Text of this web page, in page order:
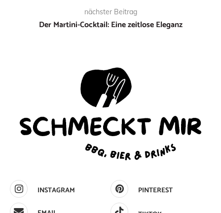
nächster Beitrag
Der Martini-Cocktail: Eine zeitlose Eleganz
INSTAGRAM
PINTEREST